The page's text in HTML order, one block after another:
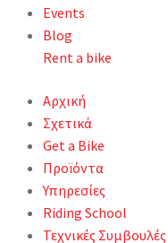
Events
Blog
Rent a bike
Αρχική
Σχετικά
Get a Bike
Προϊόντα
Υπηρεσίες
Riding School
Τεχνικές Συμβουλές